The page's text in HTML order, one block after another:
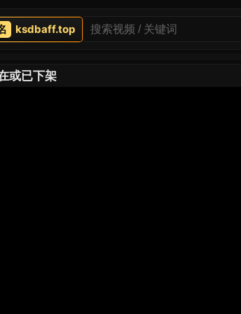
ksdbaff.top
或已下架